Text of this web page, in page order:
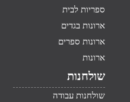
ספריות לבית
ארונות בגדים
ארונות ספרים
ארונות
שולחנות
שולחנות עבודה